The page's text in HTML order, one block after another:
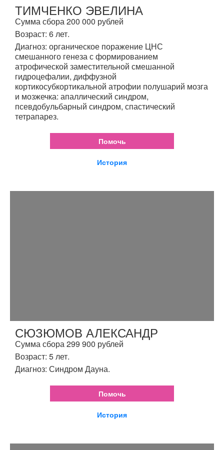
ТИМЧЕНКО ЭВЕЛИНА
Сумма сбора 200 000 рублей
Возраст: 6 лет.
Диагноз: органическое поражение ЦНС
смешанного генеза с формированием
атрофической заместительной смешанной
гидроцефалии, диффузной
кортикосубкортикальной атрофии полушарий мозга
и мозжечка: апаллический синдром,
псевдобульбарный синдром, спастический
тетрапарез.
Помочь
История
СЮЗЮМОВ АЛЕКСАНДР
Сумма сбора 299 900 рублей
Возраст: 5 лет.
Диагноз: Синдром Дауна.
Помочь
История